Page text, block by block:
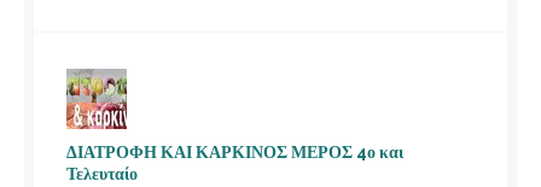
ΔΙΑΤΡΟΦΗ ΚΑΙ ΚΑΡΚΙΝΟΣ ΜΕΡΟΣ 4ο και
Τελευταίο